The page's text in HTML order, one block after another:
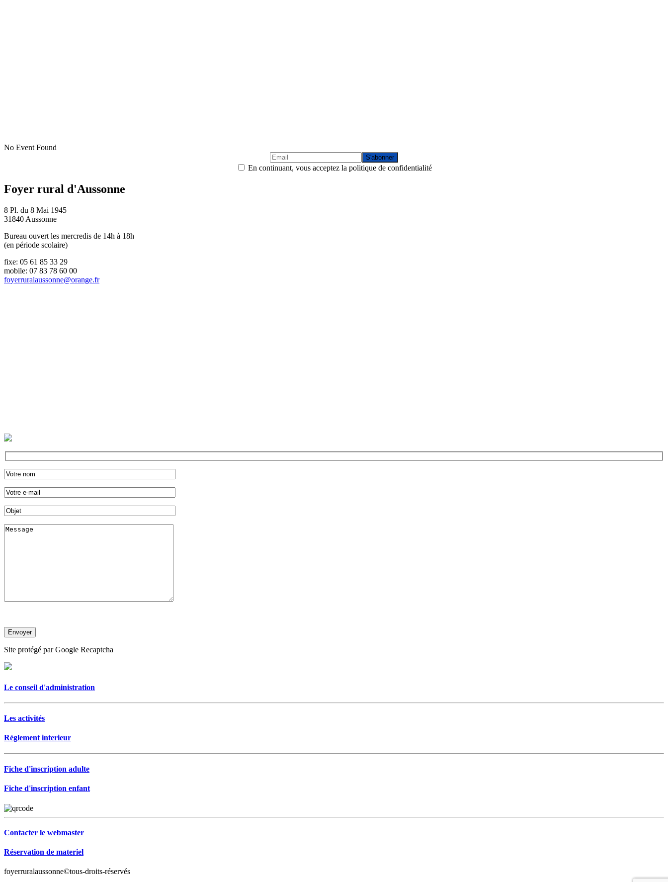
No Event Found
En continuant, vous acceptez la politique de confidentialité
Foyer rural d'Aussonne
8 Pl. du 8 Mai 1945
31840 Aussonne
Bureau ouvert les mercredis de 14h à 18h
(en période scolaire)
fixe: 05 61 85 33 29
mobile: 07 83 78 60 00
foyerruralaussonne@orange.fr
Site protégé par Google Recaptcha
Le conseil d'administration
Les activités
Règlement interieur
Fiche d'inscription adulte
Fiche d'inscription enfant
Contacter le webmaster
Réservation de materiel
foyerruralaussonne©tous-droits-réservés